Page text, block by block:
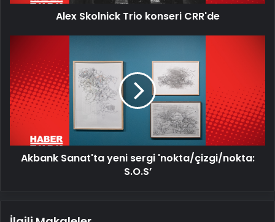
Alex Skolnick Trio konseri CRR'de
yeni
sergi
'nokta/
çizgi/nokta:
S.O.S’
Akbank Sanat'ta yeni sergi 'nokta/çizgi/nokta:
S.O.S’